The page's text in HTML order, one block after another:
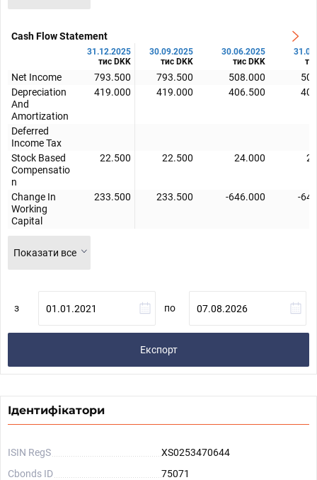
Cash Flow Statement
31.12.2025
тис DKK
30.09.2025
тис DKK
30.06.2025
тис DKK
Net Income 793.500 793.500 508.000
Depreciation
And
Amortization
419.000 419.000 406.500
Deferred
Income Tax
Stock Based
Compensatio
n
22.500 22.500 24.000
Change In
Working
Capital
233.500 233.500 -646.000 -
Показати все
з по
Експорт
Ідентифікатори
ISIN RegS
XS0253470644
Cbonds ID
75071